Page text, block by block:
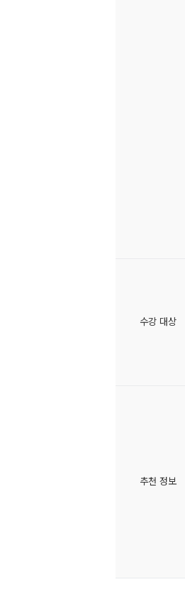
수강 대상
추천 정보